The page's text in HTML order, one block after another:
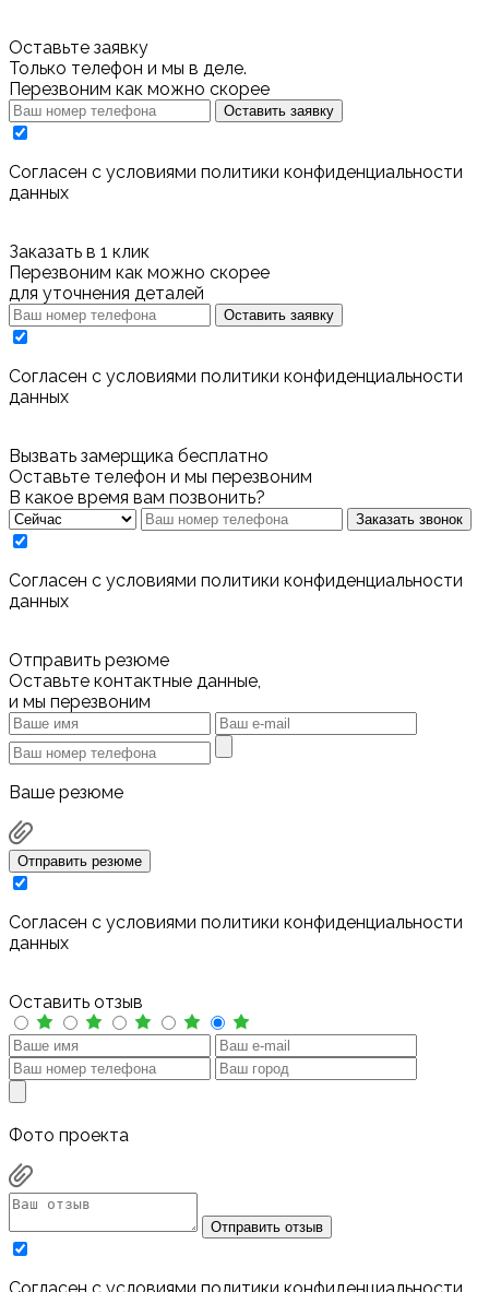
Оставьте заявку
Только телефон и мы в деле.
Перезвоним как можно скорее
Оставить заявку
Cогласен с условиями политики конфиденциальности
данных
Заказать в 1 клик
Перезвоним как можно скорее
для уточнения деталей
Оставить заявку
Cогласен с условиями политики конфиденциальности
данных
Вызвать замерщика бесплатно
Оставьте телефон и мы перезвоним
В какое время вам позвонить?
Заказать звонок
Cогласен с условиями политики конфиденциальности
данных
Отправить резюме
Оставьте контактные данные,
и мы перезвоним
Ваше резюме
Отправить резюме
Cогласен с условиями политики конфиденциальности
данных
Оставить отзыв
Фото проекта
Отправить отзыв